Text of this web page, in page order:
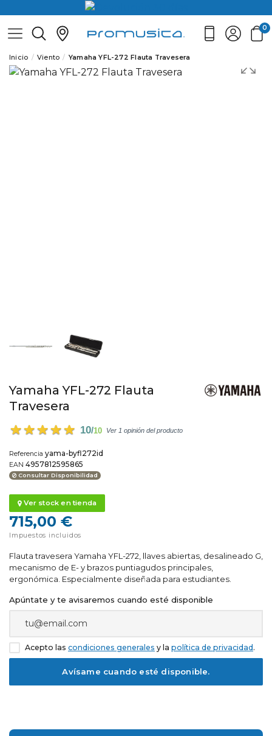
0
Inicio Viento Yamaha YFL-272 Flauta Travesera
Yamaha YFL-272 Flauta
Travesera
10/10 Ver 1 opinión del producto
Referencia yama-byfl272id
EAN 4957812595865
Consultar Disponibilidad
Ver stock en tienda
715,00 €
Impuestos incluidos
Flauta travesera Yamaha YFL-272, llaves abiertas, desalineado G,
mecanismo de E- y brazos puntiagudos principales,
ergonómica. Especialmente diseñada para estudiantes.
Apúntate y te avisaremos cuando esté disponible
Acepto las condiciones generales y la política de privacidad.